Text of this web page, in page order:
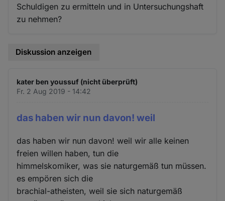
Schuldigen zu ermitteln und in Untersuchungshaft
zu nehmen?
Diskussion anzeigen
kater ben youssuf (nicht überprüft)
Fr. 2 Aug 2019 - 14:42
das haben wir nun davon! weil
das haben wir nun davon! weil wir alle keinen
freien willen haben, tun die
himmelskomiker, was sie naturgemäß tun müssen.
es empören sich die
brachial-atheisten, weil sie sich naturgemäß